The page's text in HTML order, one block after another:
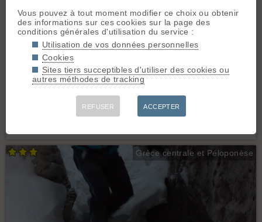
Mont Olympe, la seconde tentative fut la bonne ! (Couloir
Grèce centrale et Péloponèse
Vous pouvez à tout moment modifier ce choix ou obtenir
des informations sur ces cookies sur la page des
conditions générales d'utilisation du service :
Utilisation de vos données personnelles
Cookies
Sites tiers succeptibles d'utiliser des cookies ou
autres méthodes de tracking
REFUSER ACCEPTER